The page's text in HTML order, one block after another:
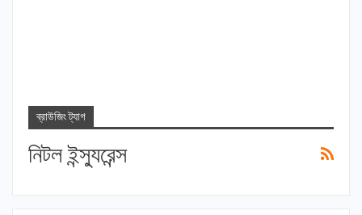
ব্রাউজিং ট্যাগ
নিটল ইন্স্যুরেন্স